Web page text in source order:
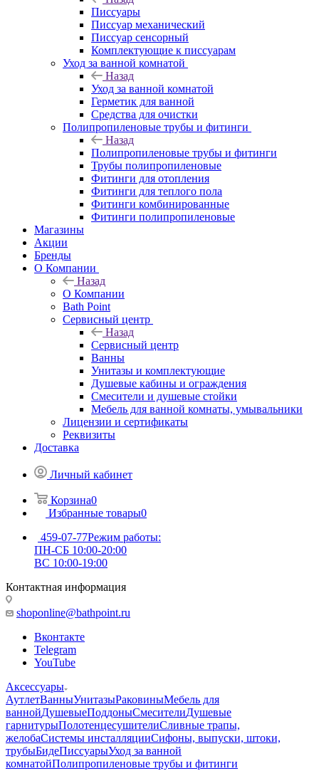
Писсуары
Писсуар механический
Писсуар сенсорный
Комплектующие к писсуарам
Уход за ванной комнатой
Назад
Уход за ванной комнатой
Герметик для ванной
Средства для очистки
Полипропиленовые трубы и фитинги
Назад
Полипропиленовые трубы и фитинги
Трубы полипропиленовые
Фитинги для отопления
Фитинги для теплого пола
Фитинги комбинированные
Фитинги полипропиленовые
Магазины
Акции
Бренды
О Компании
Назад
О Компании
Bath Point
Сервисный центр
Назад
Сервисный центр
Ванны
Унитазы и комплектующие
Душевые кабины и ограждения
Смесители и душевые стойки
Мебель для ванной комнаты, умывальники
Лицензии и сертификаты
Реквизиты
Доставка
Личный кабинет
Корзина0
Избранные товары0
459-07-77Режим работы:
ПН-СБ 10:00-20:00
ВС 10:00-19:00
Контактная информация
shoponline@bathpoint.ru
Вконтакте
Telegram
YouTube
Аксессуары
АутлетВанныУнитазыРаковиныМебель для
ваннойДушевыеПоддоныСмесителиДушевые
гарнитурыПолотенцесушителиСливные трапы,
желобаСистемы инсталляцииСифоны, выпуски, штоки,
трубыБидеПиссуарыУход за ванной
комнатойПолипропиленовые трубы и фитинги